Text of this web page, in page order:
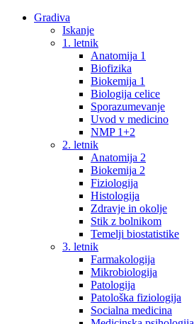
Gradiva
Iskanje
1. letnik
Anatomija 1
Biofizika
Biokemija 1
Biologija celice
Sporazumevanje
Uvod v medicino
NMP 1+2
2. letnik
Anatomija 2
Biokemija 2
Fiziologija
Histologija
Zdravje in okolje
Stik z bolnikom
Temelji biostatistike
3. letnik
Farmakologija
Mikrobiologija
Patologija
Patološka fiziologija
Socialna medicina